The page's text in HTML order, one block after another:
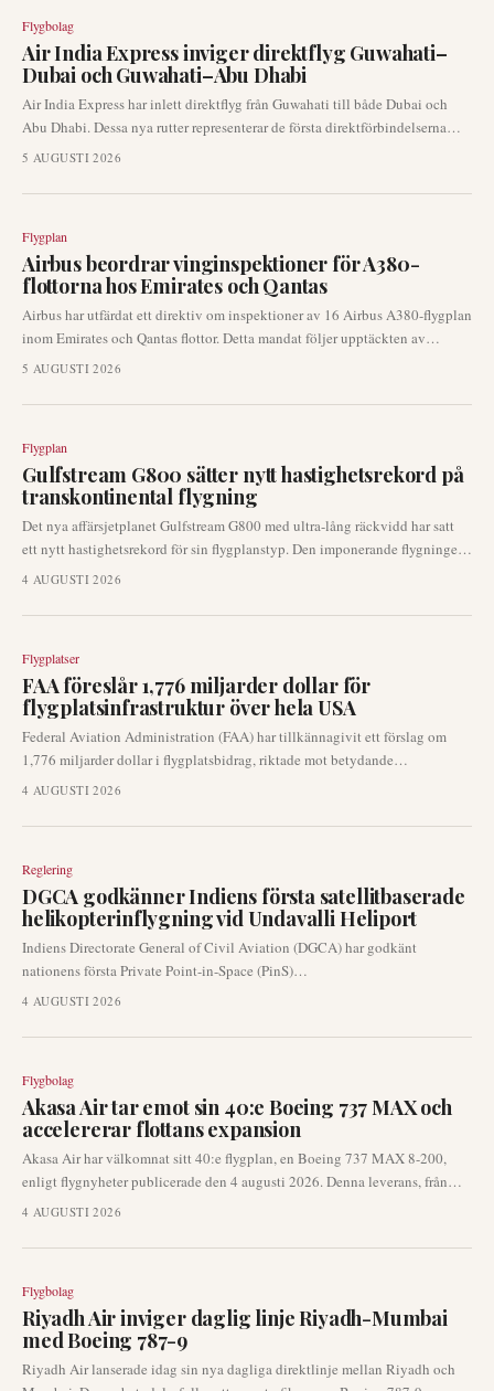
Flygbolag
Air India Express inviger direktflyg Guwahati–
Dubai och Guwahati–Abu Dhabi
Air India Express har inlett direktflyg från Guwahati till både Dubai och
Abu Dhabi. Dessa nya rutter representerar de första direktförbindelserna
mellan nordöstra Indien och Gulfen, vilket avsevärt förbättrar internationell
5 AUGUSTI 2026
Flygplan
Airbus beordrar vinginspektioner för A380-
flottorna hos Emirates och Qantas
Airbus har utfärdat ett direktiv om inspektioner av 16 Airbus A380-flygplan
inom Emirates och Qantas flottor. Detta mandat följer upptäckten av
sprickor i vingarna på superjumbon, vilket signalerar en betydande
5 AUGUSTI 2026
Flygplan
Gulfstream G800 sätter nytt hastighetsrekord på
transkontinental flygning
Det nya affärsjetplanet Gulfstream G800 med ultra-lång räckvidd har satt
ett nytt hastighetsrekord för sin flygplanstyp. Den imponerande flygningen
sträckte sig över 6 640 nautiska mil från Savannah, Georgia, till Riyadh,
4 AUGUSTI 2026
Flygplatser
FAA föreslår 1,776 miljarder dollar för
flygplatsinfrastruktur över hela USA
Federal Aviation Administration (FAA) har tillkännagivit ett förslag om
1,776 miljarder dollar i flygplatsbidrag, riktade mot betydande
infrastrukturförbättringar över hela landet. Denna betydande finansiering
flygplatssäkerheten, vilket direkt påverkar driftskapaciteten och
4 AUGUSTI 2026
Reglering
DGCA godkänner Indiens första satellitbaserade
helikopterinflygning vid Undavalli Heliport
Indiens Directorate General of Civil Aviation (DGCA) har godkänt
nationens första Private Point-in-Space (PinS)
instrumentinflygningsprocedur för helikoptrar. Denna betydande
landningar med satellitbaserad navigering, vilket eliminerar behovet av
4 AUGUSTI 2026
Flygbolag
Akasa Air tar emot sin 40:e Boeing 737 MAX och
accelererar flottans expansion
Akasa Air har välkomnat sitt 40:e flygplan, en Boeing 737 MAX 8-200,
enligt flygnyheter publicerade den 4 augusti 2026. Denna leverans, från
Seattle till Bengaluru, understryker flygbolagets fortsatta flottatillväxt och
4 AUGUSTI 2026
Flygbolag
Riyadh Air inviger daglig linje Riyadh-Mumbai
med Boeing 787-9
Riyadh Air lanserade idag sin nya dagliga direktlinje mellan Riyadh och